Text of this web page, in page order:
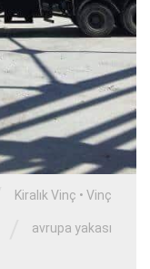
Kiralık Vinç • Vinç
avrupa yakası